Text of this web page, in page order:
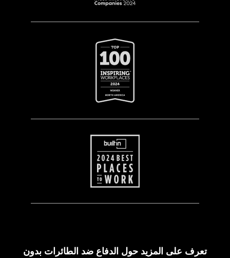
تعرف على المزيد حول الدفاع ضد الطائرات بدون